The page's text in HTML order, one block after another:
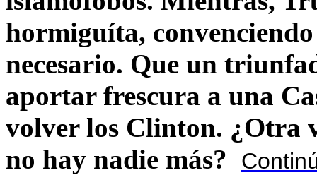
hormiguíta,
necesario. Que un
aportar frescura a una
volver los Clinton. ¿Otra
no hay nadie más?